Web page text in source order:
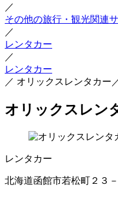
／
その他の旅行・観光関連
／
レンタカー
／
レンタカー
／ オリックスレンタカー
オリックスレン
レンタカー
北海道函館市若松町２３